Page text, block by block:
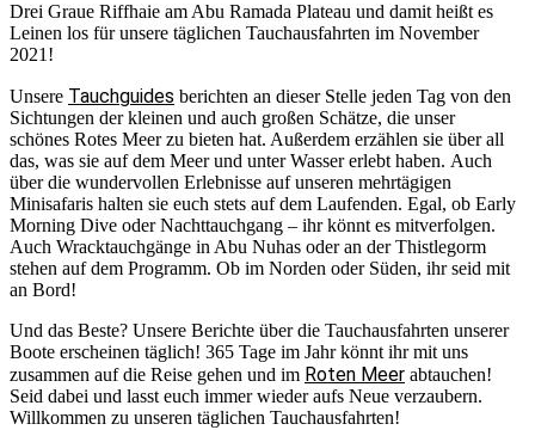
Drei Graue Riffhaie am Abu Ramada Plateau und damit heißt es
Leinen los für unsere täglichen Tauchausfahrten im November
2021!
Unsere Tauchguides berichten an dieser Stelle jeden Tag von den
Sichtungen der kleinen und auch großen Schätze, die unser
schönes Rotes Meer zu bieten hat. Außerdem erzählen sie über all
das, was sie auf dem Meer und unter Wasser erlebt haben. Auch
über die wundervollen Erlebnisse auf unseren mehrtägigen
Minisafaris halten sie euch stets auf dem Laufenden. Egal, ob Early
Morning Dive oder Nachttauchgang – ihr könnt es mitverfolgen.
Auch Wracktauchgänge in Abu Nuhas oder an der Thistlegorm
stehen auf dem Programm. Ob im Norden oder Süden, ihr seid mit
an Bord!
Und das Beste? Unsere Berichte über die Tauchausfahrten unserer
Boote erscheinen täglich! 365 Tage im Jahr könnt ihr mit uns
zusammen auf die Reise gehen und im Roten Meer abtauchen!
Seid dabei und lasst euch immer wieder aufs Neue verzaubern.
Willkommen zu unseren täglichen Tauchausfahrten!